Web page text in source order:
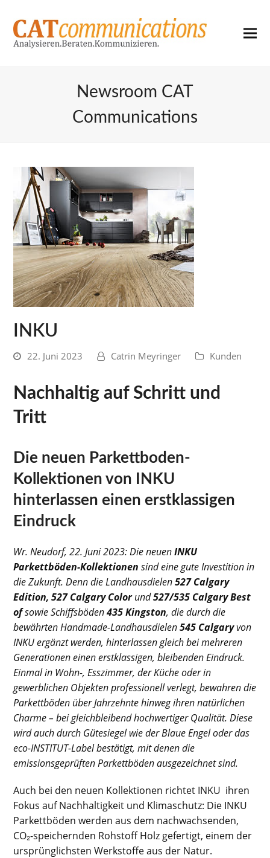
Newsroom CAT
Communications
INKU
22. Juni 2023 Catrin Meyringer Kunden
Nachhaltig auf Schritt und
Tritt
Die neuen Parkettboden-
Kollektionen von INKU
hinterlassen einen erstklassigen
Eindruck
Wr. Neudorf, 22. Juni 2023: Die neuenINKU
Parkettböden-Kollektionen sind eine gute Investition in
die Zukunft. Denn die Landhausdielen527 Calgary
Edition, 527 Calgary Colorund527/535 Calgary Best
ofsowie Schiffsböden435 Kingston, die durch die
bewährten Handmade-Landhausdielen545 Calgaryvon
INKU ergänzt werden, hinterlassen gleich bei mehreren
Generationen einen erstklassigen, bleibenden Eindruck.
Einmal in Wohn-, Esszimmer, der Küche oder in
gewerblichen Objekten professionell verlegt, bewahren die
Parkettböden über Jahrzehnte hinweg ihren natürlichen
Charme – bei gleichbleibend hochwertiger Qualität. Diese
wird auch durch Gütesiegel wie der Blaue Engel oder das
eco-INSTITUT-Label bestätigt, mit denen die
emissionsgeprüften Parkettböden ausgezeichnet sind.
Auch bei den neuen Kollektionen richtet INKU ihren
Fokus auf Nachhaltigkeit und Klimaschutz: Die INKU
Parkettböden werden aus dem nachwachsenden,
CO₂-speichernden Rohstoff Holz gefertigt, einem der
ursprünglichsten Werkstoffe aus der Natur.